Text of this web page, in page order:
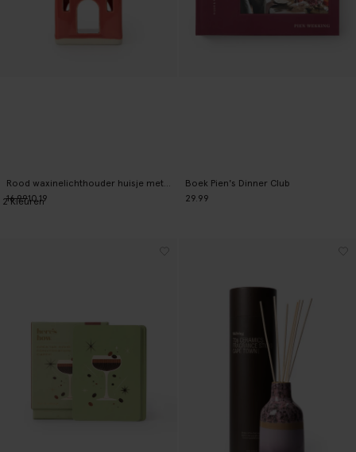
Rood waxinelichthouder huisje met trapgevel
16.9910.19
2Kleuren
Boek Pien's Dinner Club
29.99